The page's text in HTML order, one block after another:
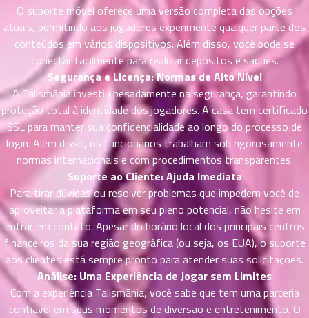
O suporte móvel oferece uma versão completa das opções
atuais, permitindo aos jogadores experimente qualquer parte dos
conteúdos em vários dispositivos. Além disso, você pode se
conectar facilmente para realizar depósitos e saques.
Segurança e Licença: Normas de Alto Nível
A Talismãnia investiu pesadamente na segurança, garantindo
proteção total à identidade dos jogadores. A casa tem certificado
SSL para manter sua confidencialidade ao longo do processo de
login. Além disso, os funcionários trabalham sob rigorosamente
normas internacionais e com procedimentos transparentes.
Suporte ao Cliente: Ajuda Imediata
Para tirar dúvidas ou resolver problemas que impedem você de
aproveitar a plataforma em seu pleno potencial, não hesite em
entrar em contato. Apesar do horário local dos principais centros
financeiros da sua região geográfica (ou seja, os EUA), o suporte
aos clientes está sempre pronto para atender suas solicitações.
Análise: Uma Experiência de Jogar sem Limites
Com a experiência Talismãnia, você sabe que tem uma parceria
confiável em seus momentos de diversão e entretenimento. O
ที่
30
ตอน
31
ตอน
ที่
ม
32
ที่
ม
33
ตอน
ที่
ม
34
ตอน
ที่